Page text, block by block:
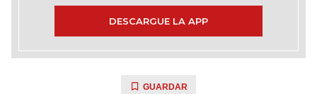
DESCARGUE LA APP
GUARDAR